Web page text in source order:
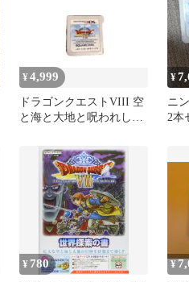
¥4,999
ドラゴンクエストVIII 空
と海と大地と呪われし姫
¥
ニ
2本
¥ 780 ¥